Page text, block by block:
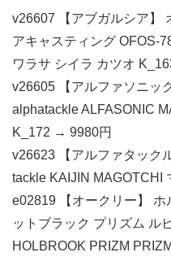
v26607 【アブガルシア】
アキャスティング OFOS-
ワラサ シイラ カツオ
v26605 【アルファソニッ
alphatackle ALFASONIC
K_172 → 9980円
v26623 【アルファタック
tackle KAIJIN MAGOTCHI
e02819 【オークリー】
ットブラック プリズム ル
HOLBROOK PRIZM